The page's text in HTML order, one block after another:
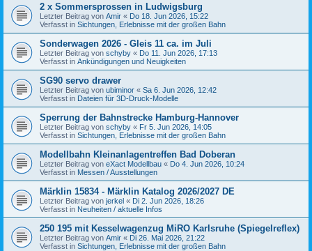
2 x Sommersprossen in Ludwigsburg
Letzter Beitrag von Amir « Do 18. Jun 2026, 15:22
Verfasst in Sichtungen, Erlebnisse mit der großen Bahn
Sonderwagen 2026 - Gleis 11 ca. im Juli
Letzter Beitrag von schyby « Do 11. Jun 2026, 17:13
Verfasst in Ankündigungen und Neuigkeiten
SG90 servo drawer
Letzter Beitrag von ubiminor « Sa 6. Jun 2026, 12:42
Verfasst in Dateien für 3D-Druck-Modelle
Sperrung der Bahnstrecke Hamburg-Hannover
Letzter Beitrag von schyby « Fr 5. Jun 2026, 14:05
Verfasst in Sichtungen, Erlebnisse mit der großen Bahn
Modellbahn Kleinanlagentreffen Bad Doberan
Letzter Beitrag von eXact Modellbau « Do 4. Jun 2026, 10:24
Verfasst in Messen / Ausstellungen
Märklin 15834 - Märklin Katalog 2026/2027 DE
Letzter Beitrag von jerkel « Di 2. Jun 2026, 18:26
Verfasst in Neuheiten / aktuelle Infos
250 195 mit Kesselwagenzug MiRO Karlsruhe (Spiegelreflex)
Letzter Beitrag von Amir « Di 26. Mai 2026, 21:22
Verfasst in Sichtungen, Erlebnisse mit der großen Bahn